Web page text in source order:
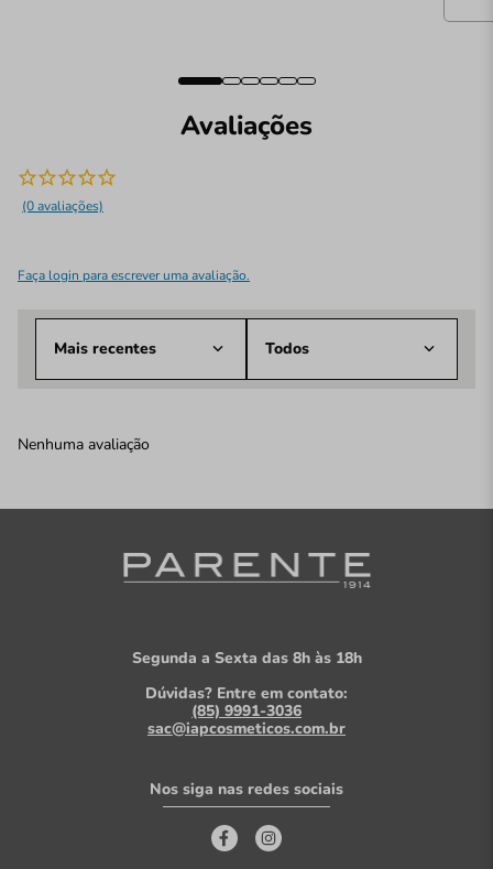
Avaliações
(0 avaliações)
Faça login para escrever uma avaliação.
Mais recentes Todos
Nenhuma avaliação
Segunda a Sexta das 8h às 18h
Dúvidas? Entre em contato:
(85) 9991-3036
sac@iapcosmeticos.com.br
Nos siga nas redes sociais